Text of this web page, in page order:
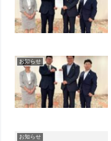
お知らせ
お知らせ